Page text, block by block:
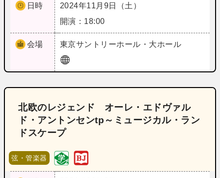
日時
2024年11月9日（土）
開演：18:00
会場 東京サントリーホール・大ホール
北欧のレジェンド オーレ・エドヴァル
ド・アントンセンtp～ミュージカル・ラン
ドスケープ
弦・管楽器